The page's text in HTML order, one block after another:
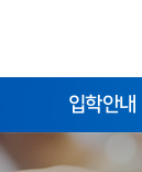
입학안내